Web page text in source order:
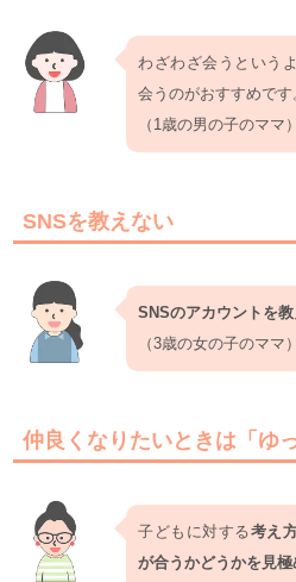
わざわざ会うという
会うのがおすすめです
（1歳の男の子のママ）
SNSを教えない
SNSのアカウントを
（3歳の女の子のママ）
仲良くなりたいときは「ゆ
子どもに対する考え
が合うかどうかを見極